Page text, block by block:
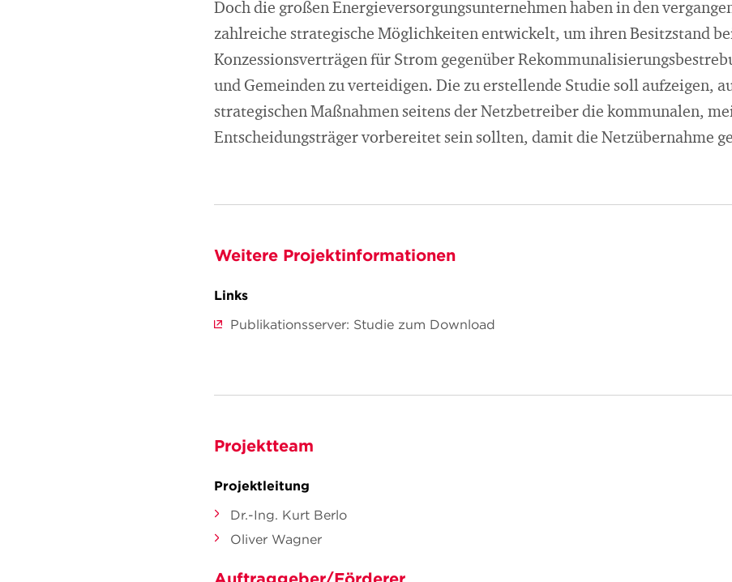
Doch die großen Energieversorgungsunternehmen haben in den
zahlreiche strategische Möglichkeiten entwickelt, um ihren Besitzstand
Konzessionsverträgen für Strom gegenüber
und Gemeinden zu verteidigen. Die zu erstellende Studie soll aufzeigen,
strategischen Maßnahmen seitens der Netzbetreiber die kommunalen,
Entscheidungsträger vorbereitet sein sollten, damit die Netzübernahme
Weitere Projektinformationen
Links
Publikationsserver: Studie zum Download
Projektteam
Projektleitung
Dr.-Ing. Kurt Berlo
Oliver Wagner